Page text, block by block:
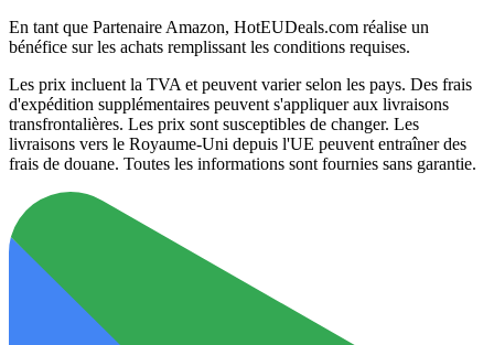
En tant que Partenaire Amazon, HotEUDeals.com réalise un
bénéfice sur les achats remplissant les conditions requises.
Les prix incluent la TVA et peuvent varier selon les pays. Des frais
d'expédition supplémentaires peuvent s'appliquer aux livraisons
transfrontalières. Les prix sont susceptibles de changer. Les
livraisons vers le Royaume-Uni depuis l'UE peuvent entraîner des
frais de douane. Toutes les informations sont fournies sans garantie.